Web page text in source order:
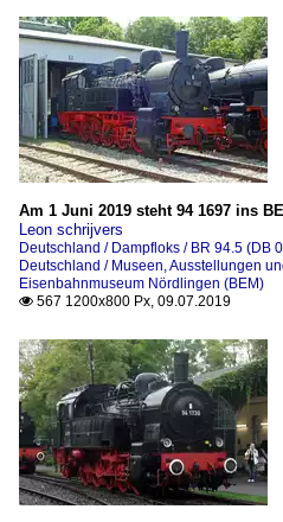
Am 1 Juni 2019 steht 94 1697 ins
Leon schrijvers
Deutschland / Dampfloks / BR 94.5 (DB
Deutschland / Museen, Ausstellungen
Eisenbahnmuseum Nördlingen (BEM)
 567 1200x800 Px, 09.07.2019